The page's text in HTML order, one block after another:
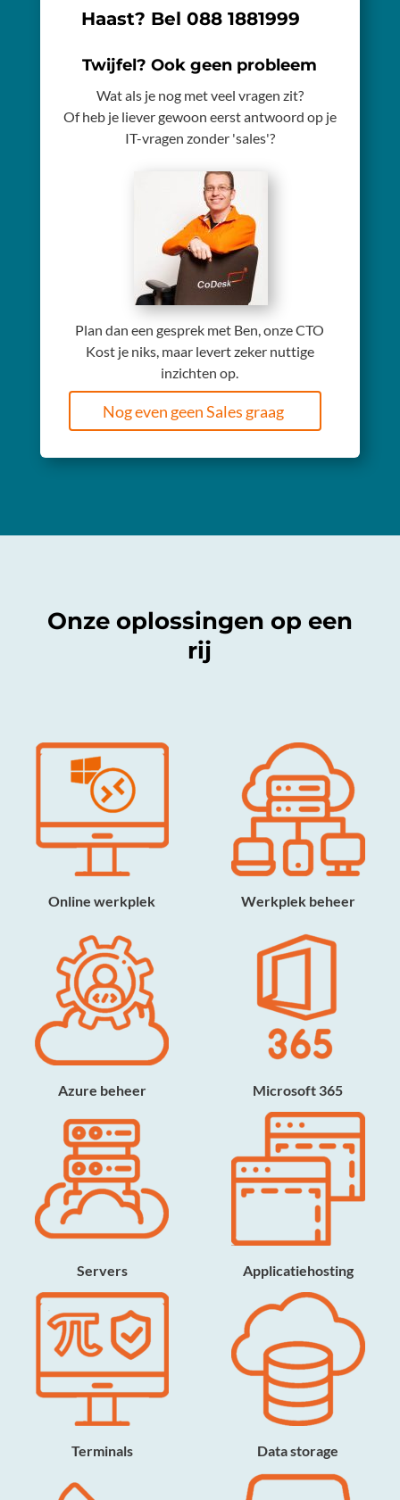
Haast? Bel088 1881999
Twijfel? Ook geen probleem
Wat als je nog met veel vragen zit?
Of heb je liever gewoon eerst antwoord op je
IT-vragen zonder 'sales'?
Plan dan een gesprek met Ben, onze CTO
Kost je niks, maar levert zeker nuttige
inzichten op.
Nog even geen Sales graag
Onze oplossingen op een
rij
Online werkplek Werkplek beheer
Azure beheer Microsoft 365
Servers Applicatiehosting
Terminals Data storage